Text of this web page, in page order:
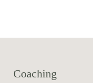
Coaching